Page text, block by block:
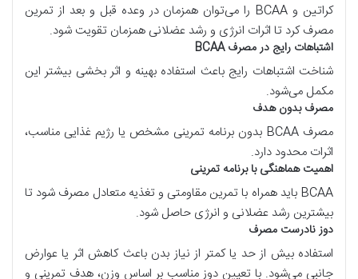
کراتین و BCAA را می‌توان همزمان در وعده قبل و بعد از تمرین
مصرف کرد تا اثرات انرژی و رشد عضلانی همزمان تقویت شود.
اشتباهات رایج در مصرفBCAA
شناخت اشتباهات رایج باعث استفاده بهینه و اثر بخشی بیشتر این
مکمل می‌شود.
مصرف بدون هدف
مصرفBCAA بدون برنامه تمرینی مشخص یا رژیم غذایی مناسب،
اثرات محدود دارد.
اهمیت هماهنگی با برنامه تمرینی
BCAA باید همراه با تمرین مقاومتی و تغذیه متعادل مصرف شود تا
بیشترین رشد عضلانی و انرژی حاصل شود.
دوز نادرست مصرف
استفاده بیش از حد یا کمتر از نیاز بدن باعث کاهش اثر یا عوارض
جانبی می‌شود. با تعیین دوز مناسب بر اساس وزن، هدف تمرینی و